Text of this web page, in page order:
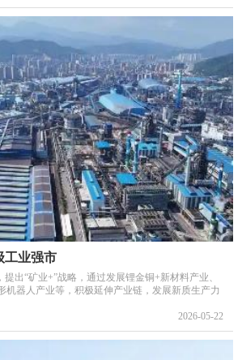
工业强市
出“矿业+”战略，通过发展锂金铜+新材料产业、
机器人产业等，积极延伸产业链，发展新质生产力
2026-05-22